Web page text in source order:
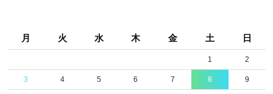
月 火 水 木 金 土 日
1 2
3 4 5 6 7 8 9